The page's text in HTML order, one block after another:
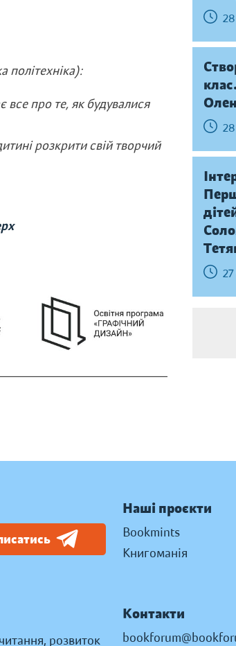
політехніка):
все про те, як будувалися
розкрити свій творчий
розвиток
Наші проєкти
Bookmints
Книгоманія
Контакти